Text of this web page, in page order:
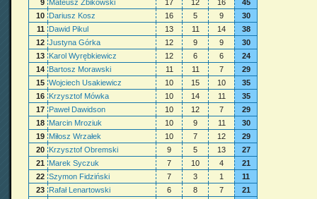
9 Mateusz Żbikowski 17 12 16
45
10 Dariusz Kosz 16 5 9
30
11
Dawid Pikul 13 11 14
38
12 Justyna Górka 12 9 9
30
13 Karol Wyrębkiewicz 12 6 6
24
14 Bartosz Morawski 11 11 7
29
15 Wojciech Usakiewicz 10 15 10
35
16 Krzysztof Mówka 10 14 11
35
17 Paweł Dawidson 10 12 7
29
18 Marcin Mroziuk 10 9 11
30
19 Miłosz Wrzałek 10 7 12
29
20 Krzysztof Obremski 9 5 13
27
21
Marek Syczuk 7 10 4
21
22 Szymon Fidziński 7 3 1
11
23 Rafał Lenartowski 6 8 7
21